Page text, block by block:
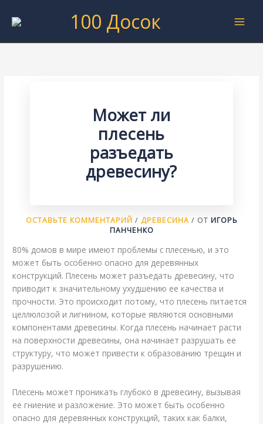
100 Досок
Может ли
плесень
разъедать
древесину?
ОСТАВЬТЕ КОММЕНТАРИЙ / ДРЕВЕСИНА/ ОТ ИГОРЬ
ПАНЧЕНКО
80% домов в мире имеют проблемы с плесенью, и это
может быть особенно опасно для деревянных
конструкций. Плесень может разъедать древесину, что
приводит к значительному ухудшению ее качества и
прочности. Это происходит потому, что плесень питается
целлюлозой и лигнином, которые являются основными
компонентами древесины. Когда плесень начинает расти
на поверхности древесины, она начинает разрушать ее
структуру, что может привести к образованию трещин и
разрушению.
Плесень может проникать глубоко в древесину, вызывая
ее гниение и разложение. Это может быть особенно
опасно для деревянных конструкций, таких как балки,